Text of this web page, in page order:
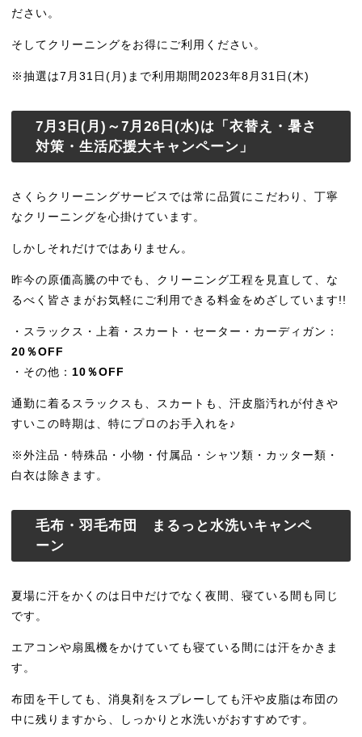
ださい。
そしてクリーニングをお得にご利用ください。
※抽選は7月31日(月)まで利用期間2023年8月31日(木)
7月3日(月)～7月26日(水)は「衣替え・暑さ
対策・生活応援大キャンペーン」
さくらクリーニングサービスでは常に品質にこだわり、丁寧
なクリーニングを心掛けています。
しかしそれだけではありません。
昨今の原価高騰の中でも、クリーニング工程を見直して、な
るべく皆さまがお気軽にご利用できる料金をめざしています!!
・スラックス・上着・スカート・セーター・カーディガン：
20％OFF
・その他： 10％OFF
通勤に着るスラックスも、スカートも、汗皮脂汚れが付きや
すいこの時期は、特にプロのお手入れを♪
※外注品・特殊品・小物・付属品・シャツ類・カッター類・
白衣は除きます。
毛布・羽毛布団 まるっと水洗いキャンペ
ーン
夏場に汗をかくのは日中だけでなく夜間、寝ている間も同じ
です。
エアコンや扇風機をかけていても寝ている間には汗をかきま
す。
布団を干しても、消臭剤をスプレーしても汗や皮脂は布団の
中に残りますから、しっかりと水洗いがおすすめです。